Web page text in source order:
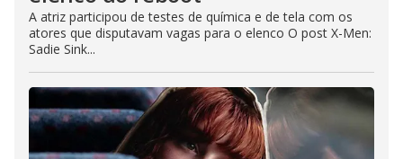
A atriz participou de testes de química e de tela com os
atores que disputavam vagas para o elenco O post X-Men:
Sadie Sink...